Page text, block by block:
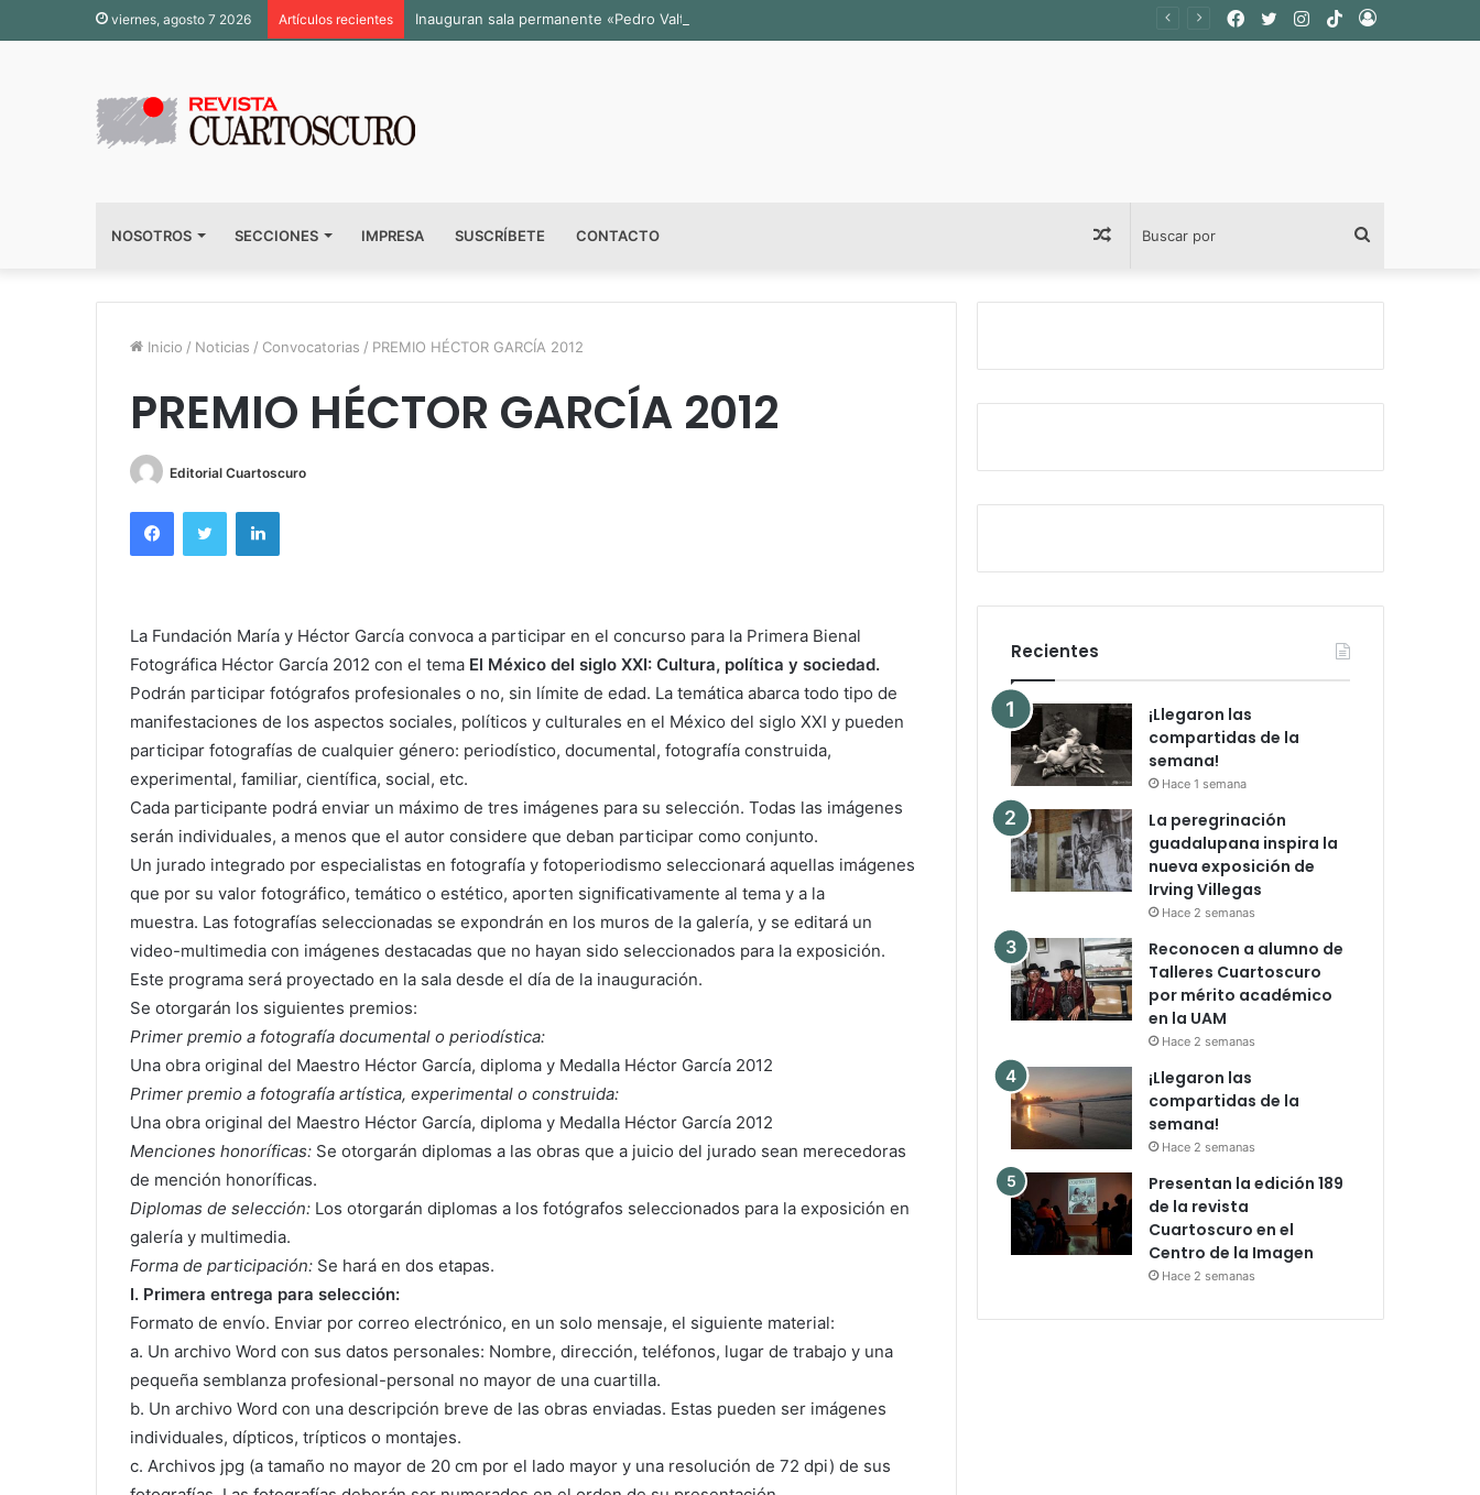
viernes, agosto 7 2026 Artículos recientes Inauguran sala permanente «Pedro Valtierra» en la Fototeca de Zacatecas Acceso
TikTok
Instagram
Twitter
Facebook
NOSOTROS SECCIONES IMPRESA SUSCRÍBETE CONTACTO
por
Publicación
al
azar
Inicio / Noticias / Convocatorias / PREMIO HÉCTOR GARCÍA 2012
PREMIO HÉCTOR GARCÍA 2012
Editorial Cuartoscuro
FacebookTwitter LinkedIn
La Fundación María y Héctor García convoca a participar en el concurso para la Primera Bienal
Fotográfica Héctor García 2012 con el tema El México del siglo XXI: Cultura, política y sociedad.
Podrán participar fotógrafos profesionales o no, sin límite de edad. La temática abarca todo tipo de
manifestaciones de los aspectos sociales, políticos y culturales en el México del siglo XXI y pueden
participar fotografías de cualquier género: periodístico, documental, fotografía construida,
experimental, familiar, científica, social, etc.
Cada participante podrá enviar un máximo de tres imágenes para su selección. Todas las imágenes
serán individuales, a menos que el autor considere que deban participar como conjunto.
Un jurado integrado por especialistas en fotografía y fotoperiodismo seleccionará aquellas imágenes
que por su valor fotográfico, temático o estético, aporten significativamente al tema y a la
muestra. Las fotografías seleccionadas se expondrán en los muros de la galería, y se editará un
video-multimedia con imágenes destacadas que no hayan sido seleccionados para la exposición.
Este programa será proyectado en la sala desde el día de la inauguración.
Se otorgarán los siguientes premios:
Primer premio a fotografía documental o periodística:
Una obra original del Maestro Héctor García, diploma y Medalla Héctor García 2012
Primer premio a fotografía artística, experimental o construida:
Una obra original del Maestro Héctor García, diploma y Medalla Héctor García 2012
Menciones honoríficas: Se otorgarán diplomas a las obras que a juicio del jurado sean merecedoras
de mención honoríficas.
Diplomas de selección: Los otorgarán diplomas a los fotógrafos seleccionados para la exposición en
galería y multimedia.
Forma de participación: Se hará en dos etapas.
I. Primera entrega para selección:
Formato de envío. Enviar por correo electrónico, en un solo mensaje, el siguiente material:
a. Un archivo Word con sus datos personales: Nombre, dirección, teléfonos, lugar de trabajo y una
pequeña semblanza profesional-personal no mayor de una cuartilla.
b. Un archivo Word con una descripción breve de las obras enviadas. Estas pueden ser imágenes
individuales, dípticos, trípticos o montajes.
c. Archivos jpg (a tamaño no mayor de 20 cm por el lado mayor y una resolución de 72 dpi) de sus
Recientes
¡Llegaron las
compartidas de la
semana!
Hace 1 semana
La peregrinación
guadalupana inspira la
nueva exposición de
Irving Villegas
Hace 2 semanas
Reconocen a alumno de
Talleres Cuartoscuro
por mérito académico
en la UAM
Hace 2 semanas
¡Llegaron las
compartidas de la
semana!
Hace 2 semanas
Presentan la edición 189
de la revista
Cuartoscuro en el
Centro de la Imagen
Hace 2 semanas